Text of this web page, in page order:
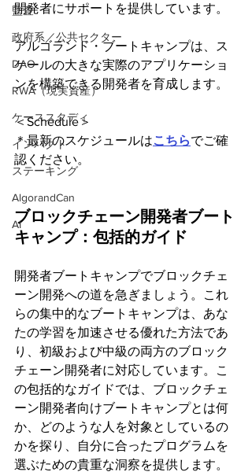
監査
政府系／公共セクター
DAO
RWA（現実資産）
ケーススタディ
インパクト
ステーキング
AlgorandCan
AI
開発者にサポートを提供しています。
アルゴランド・ブートキャンプは、ス
ケールの大きな実際のアプリケーショ
ンを構築できる開発者を育成します。
＜Schedule＞
＊最新のスケジュールはこちらでご確
認ください。
ブロックチェーン開発者ブート
キャンプ：包括的ガイド
開発者ブートキャンプでブロックチェ
ーン開発への道を急ぎましょう。これ
らの集中的なブートキャンプは、あな
たの学習を加速させる優れた方法であ
り、初級および中級の両方のブロック
チェーン開発者に対応しています。こ
の包括的なガイドでは、ブロックチェ
ーン開発者向けブートキャンプとは何
か、どのような人を対象としているの
かを探り、自分に合ったプログラムを
選ぶための貴重な洞察を提供します。